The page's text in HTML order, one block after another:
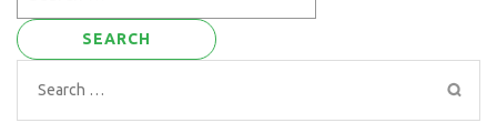
Search
for: